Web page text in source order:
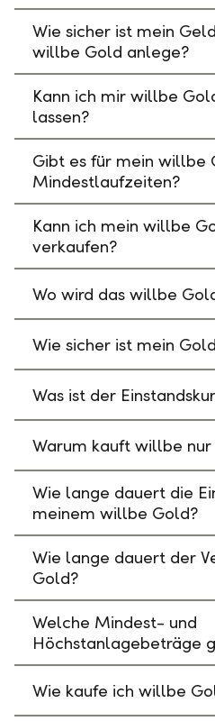
Wie sicher ist mein
willbe Gold anlege?
Kann ich mir willbe
lassen?
Gibt es für mein willbe
Mindestlaufzeiten?
Kann ich mein willbe
verkaufen?
Wo wird das willbe
Wie sicher ist mein
Was ist der
Warum kauft willbe
Wie lange dauert die
meinem willbe Gold?
Wie lange dauert der
Gold?
Welche Mindest- und
Höchstanlagebeträge
Wie kaufe ich willbe